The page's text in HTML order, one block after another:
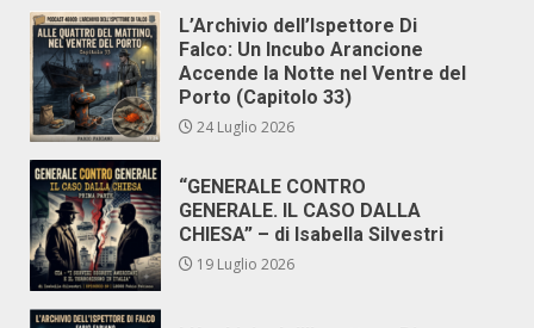
L’Archivio dell’Ispettore Di
Falco: Un Incubo Arancione
Accende la Notte nel Ventre del
Porto (Capitolo 33)
24 Luglio 2026
“GENERALE CONTRO
GENERALE. IL CASO DALLA
CHIESA” – di Isabella Silvestri
19 Luglio 2026